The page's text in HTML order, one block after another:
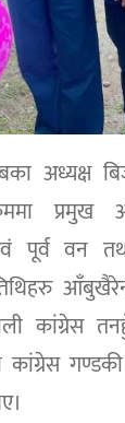
अध्यक्ष
प्रमुख
पूर्व वन
कांग्रेस
कांग्रेस